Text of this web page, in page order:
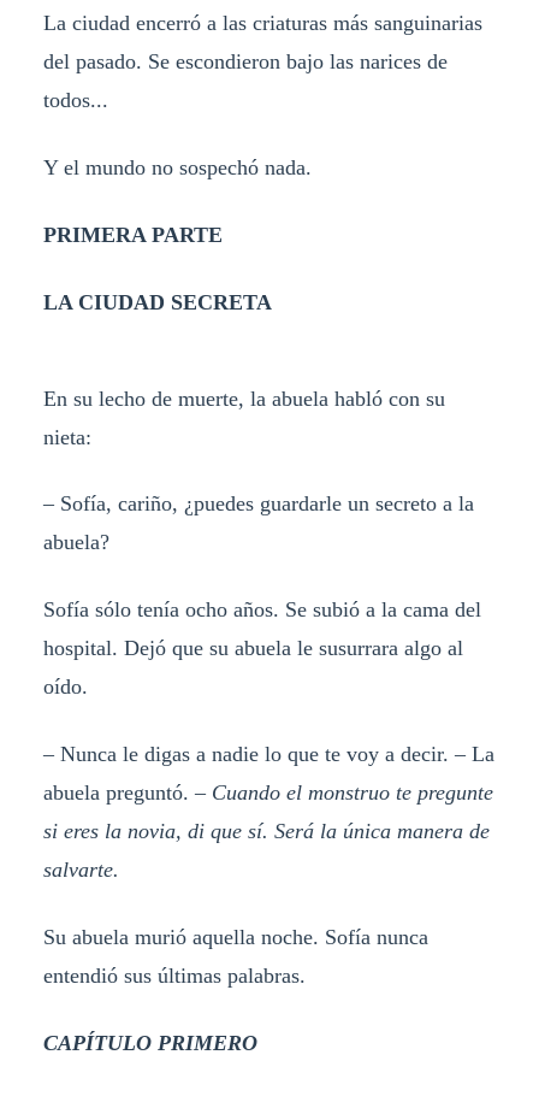
La ciudad encerró a las criaturas más sanguinarias
del pasado. Se escondieron bajo las narices de
todos...
Y el mundo no sospechó nada.
PRIMERA PARTE
LA CIUDAD SECRETA
En su lecho de muerte, la abuela habló con su
nieta:
– Sofía, cariño, ¿puedes guardarle un secreto a la
abuela?
Sofía sólo tenía ocho años. Se subió a la cama del
hospital. Dejó que su abuela le susurrara algo al
oído.
– Nunca le digas a nadie lo que te voy a decir. – La
abuela preguntó. – Cuando el monstruo te pregunte
si eres la novia, di que sí. Será la única manera de
salvarte.
Su abuela murió aquella noche. Sofía nunca
entendió sus últimas palabras.
CAPÍTULO PRIMERO